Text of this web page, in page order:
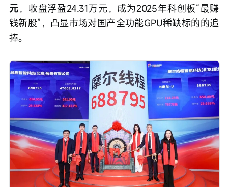
元，收盘浮盈24.31万元，成为2025年科创板“最赚
钱新股”，凸显市场对国产全功能GPU稀缺标的的追
捧。